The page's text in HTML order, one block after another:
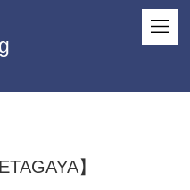
】